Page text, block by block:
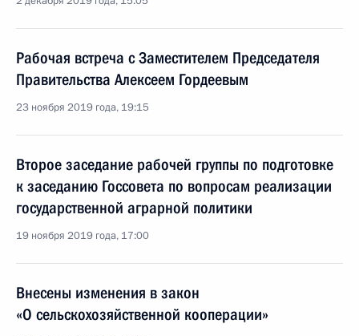
Рабочая встреча с Заместителем Председателя
Правительства Алексеем Гордеевым
23 ноября 2019 года, 19:15
Второе заседание рабочей группы по подготовке
к заседанию Госсовета по вопросам реализации
государственной аграрной политики
19 ноября 2019 года, 17:00
Внесены изменения в закон
«О сельскохозяйственной кооперации»